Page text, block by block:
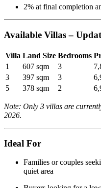
2% at final completion
Available Villas –
Villa Land Size Bedrooms
1
607 sqm 3
3
397 sqm 3
5
378 sqm 2
Note: Only 3 villas are
2026.
Ideal For
Families or couples
quiet area